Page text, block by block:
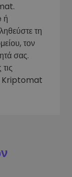
ή
τη
τον
σας.
Kriptomat